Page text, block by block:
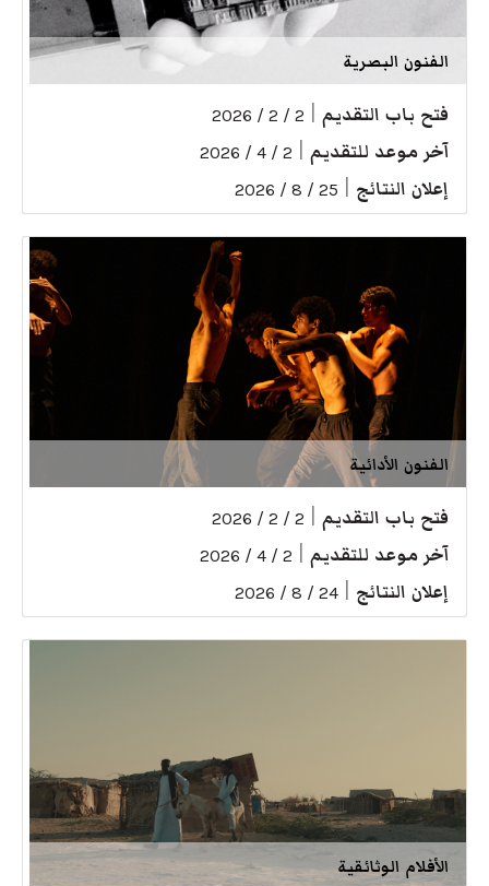
الفنون البصرية
فتح باب التقديم 2 / 2 / 2026
آخر موعد للتقديم 2 / 4 / 2026
إعلان النتائج 25 / 8 / 2026
الفنون الأدائية
فتح باب التقديم 2 / 2 / 2026
آخر موعد للتقديم 2 / 4 / 2026
إعلان النتائج 24 / 8 / 2026
الأفلام الوثائقية